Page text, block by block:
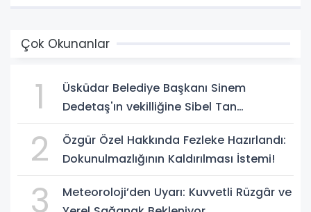
Çok Okunanlar
1
Üsküdar Belediye Başkanı Sinem
Dedetaş'ın vekilliğine Sibel Tan
2
Özgür Özel Hakkında Fezleke Hazırlandı:
Dokunulmazlığının Kaldırılması İstemi!
3
Meteoroloji’den Uyarı: Kuvvetli Rüzgâr ve